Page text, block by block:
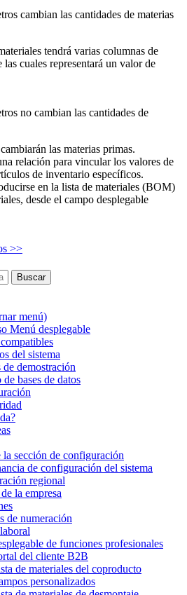
cambian las cantidades de materias
tendrá varias columnas de
las cuales representará un valor de
no cambian las cantidades de
las materias primas.
relación para vincular los valores de
de inventario específicos.
en la lista de materiales (BOM)
desde el campo desplegable
>>
Buscar
menú)
Menú desplegable
del sistema
demostración
bases de datos
la sección de configuración
de configuración del sistema
regional
la empresa
de numeración
de funciones profesionales
del cliente B2B
de materiales del coproducto
personalizados